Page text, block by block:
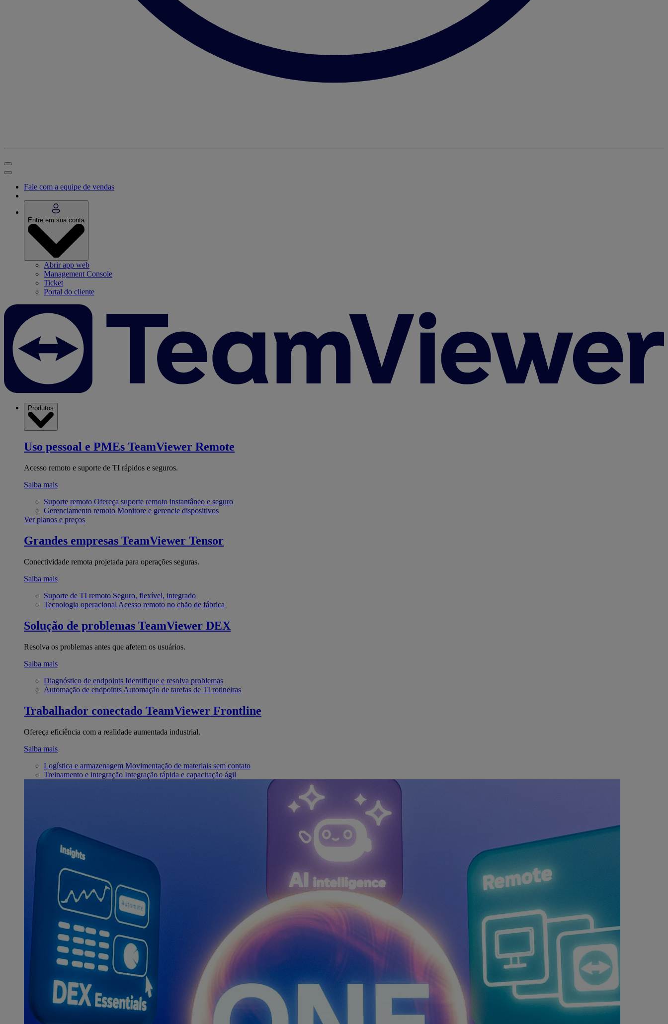
Fale com a equipe de vendas
Entre em sua conta
Abrir app web
Management Console
Ticket
Portal do cliente
Produtos
Uso pessoal e PMEs TeamViewer Remote
Acesso remoto e suporte de TI rápidos e seguros.
Saiba mais
Suporte remoto Ofereça suporte remoto instantâneo e seguro
Gerenciamento remoto Monitore e gerencie dispositivos
Ver planos e preços
Grandes empresas TeamViewer Tensor
Conectividade remota projetada para operações seguras.
Saiba mais
Suporte de TI remoto Seguro, flexível, integrado
Tecnologia operacional Acesso remoto no chão de fábrica
Solução de problemas TeamViewer DEX
Resolva os problemas antes que afetem os usuários.
Saiba mais
Diagnóstico de endpoints Identifique e resolva problemas
Automação de endpoints Automação de tarefas de TI rotineiras
Trabalhador conectado TeamViewer Frontline
Ofereça eficiência com a realidade aumentada industrial.
Saiba mais
Logística e armazenagem Movimentação de materiais sem contato
Treinamento e integração Integração rápida e capacitação ágil